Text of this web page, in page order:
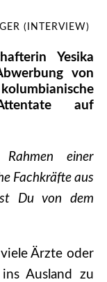
(INTERVIEW)
Yesika
von
auf
einer
Fachkräfte aus
Du von dem
Ärzte oder
Ausland zu